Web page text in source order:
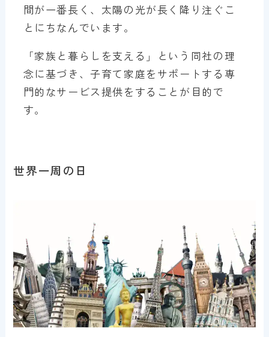
間が一番長く、太陽の光が長く降り注ぐこ
とにちなんでいます。
「家族と暮らしを支える」という同社の理
念に基づき、子育て家庭をサポートする専
門的なサービス提供をすることが目的で
す。
世界一周の日